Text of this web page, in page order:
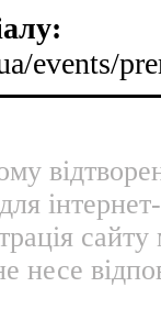
events/
несе